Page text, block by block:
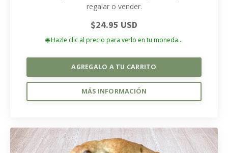
regalar o vender.
$24.95 USD
🌐 Hazle clic al precio para verlo en tu moneda...
AGREGALO A TU CARRITO
MÁS INFORMACIÓN